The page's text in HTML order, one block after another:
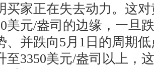
买家正在失去动力。这
美元/盎司的边缘，一旦
、并跌向5月1日的周期
至3350美元/盎司以上，